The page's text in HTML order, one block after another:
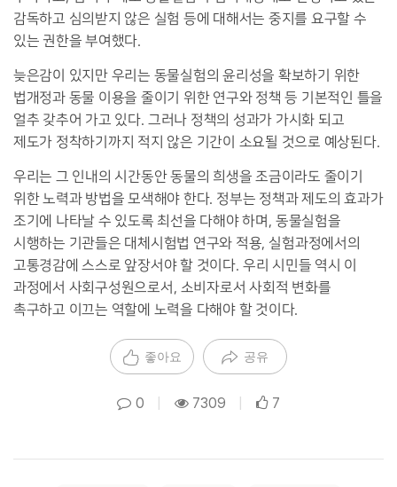
감독하고 심의받지 않은 실험 등에 대해서는 중지를 요구할 수
있는 권한을 부여했다.
늦은감이 있지만 우리는 동물실험의 윤리성을 확보하기 위한
법개정과 동물 이용을 줄이기 위한 연구와 정책 등 기본적인 틀을
얼추 갖추어 가고 있다. 그러나 정책의 성과가 가시화 되고
제도가 정착하기까지 적지 않은 기간이 소요될 것으로 예상된다.
우리는 그 인내의 시간동안 동물의 희생을 조금이라도 줄이기
위한 노력과 방법을 모색해야 한다. 정부는 정책과 제도의 효과가
조기에 나타날 수 있도록 최선을 다해야 하며 , 동물실험을
시행하는 기관들은 대체시험법 연구와 적용, 실험과정에서의
고통경감에 스스로 앞장서야 할 것이다. 우리 시민들 역시 이
과정에서 사회구성원으로서 , 소비자로서 사회적 변화를
촉구하고 이끄는 역할에 노력을 다해야 할 것이다.
좋아요 공유
0 7309 7